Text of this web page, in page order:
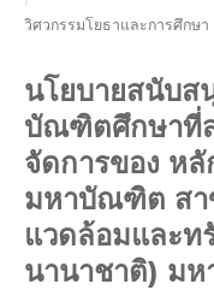
วิศวกรรมโยธาและการศึกษา
นโยบายสนับส
บัณฑิตศึกษาที่
จัดการของ ห
มหาบัณฑิต สา
แวดล้อมและท
นานาชาติ) มห